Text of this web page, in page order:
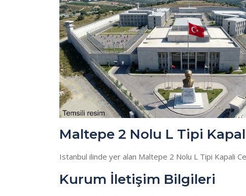
Maltepe 2 Nolu L Tipi
Istanbul ilinde yer alan Maltepe 2 Nolu L Tipi Kapali
Kurum İletişim Bilgileri